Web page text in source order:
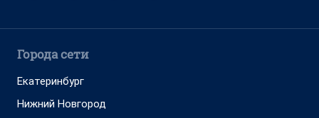
Города сети
Екатеринбург
Нижний Новгород